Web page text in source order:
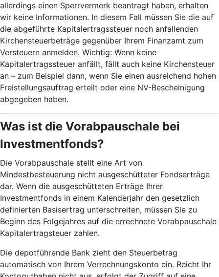
allerdings einen Sperrvermerk beantragt haben, erhalten
wir keine Informationen. In diesem Fall müssen Sie die auf
die abgeführte Kapitalertragssteuer noch anfallenden
Kirchensteuerbeträge gegenüber Ihrem Finanzamt zum
Versteuern anmelden. Wichtig: Wenn keine
Kapitalertragssteuer anfällt, fällt auch keine Kirchensteuer
an – zum Beispiel dann, wenn Sie einen ausreichend hohen
Freistellungsauftrag erteilt oder eine NV-Bescheinigung
abgegeben haben.
Was ist die Vorabpauschale bei
Investmentfonds?
Die Vorabpauschale stellt eine Art von
Mindestbesteuerung nicht ausgeschütteter Fondserträge
dar. Wenn die ausgeschütteten Erträge Ihrer
Investmentfonds in einem Kalenderjahr den gesetzlich
definierten Basisertrag unterschreiten, müssen Sie zu
Beginn des Folgejahres auf die errechnete Vorabpauschale
Kapitalertragsteuer zahlen.
Die depotführende Bank zieht den Steuerbetrag
automatisch von Ihrem Verrechnungskonto ein. Reicht Ihr